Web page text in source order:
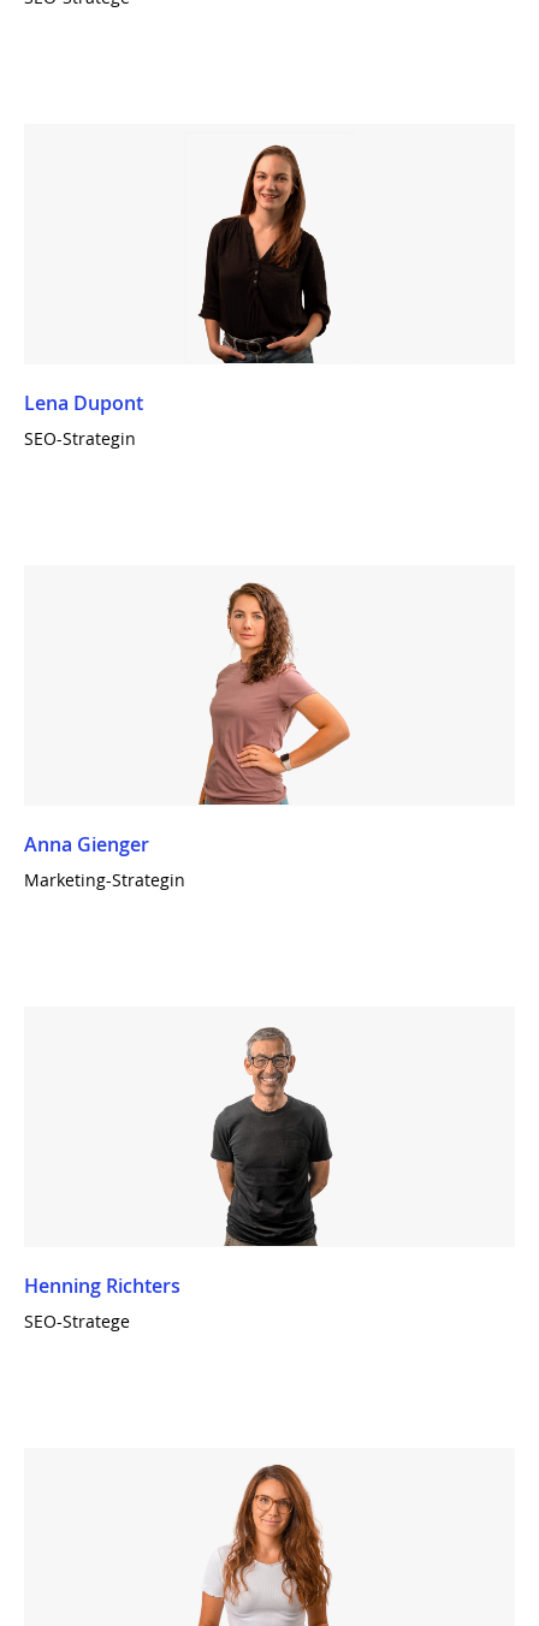
Lena Dupont
SEO-Strategin
Anna Gienger
Marketing-Strategin
Henning Richters
SEO-Stratege